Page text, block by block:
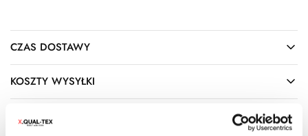
CZAS DOSTAWY
KOSZTY WYSYŁKI
OPIS